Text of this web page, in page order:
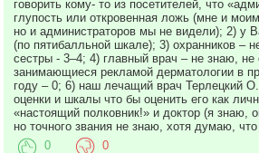
говорить кому- то из посетителей, что
глупость или откровенная ложь (мне и
но и администраторов мы не видели); 2) у
(по пятибалльной шкале); 3) охранников –
сестры - 3–4; 4) главный врач – не знаю,
занимающиеся рекламой дерматологии в
году – 0; 6) наш лечащий врач Терлецкий
оценки и шкалы что бы оценить его как
«настоящий полковник!» и доктор (я знаю,
но точного звания не знаю, хотя думаю,
0 0